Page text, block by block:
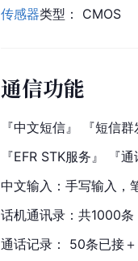
传感器类型： CMOS
通信功能
『中文短信』 『短信
『EFR STK服务』 『
中文输入：手写输入，
话机通讯录：共1000条
通话记录： 50条已接